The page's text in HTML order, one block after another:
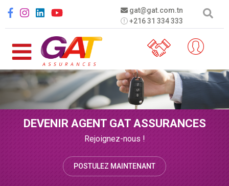
gat@gat.com.tn
+216 31 334 333
Social menu
DEVENIR AGENT GAT ASSURANCES
Rejoignez-nous !
POSTULEZ MAINTENANT